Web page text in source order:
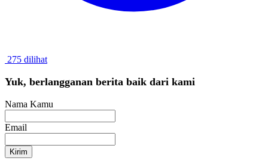
275 dilihat
Yuk, berlangganan berita baik dari kami
Nama Kamu
Email
Kirim